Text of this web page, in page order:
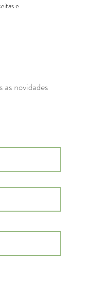
e
as novidades